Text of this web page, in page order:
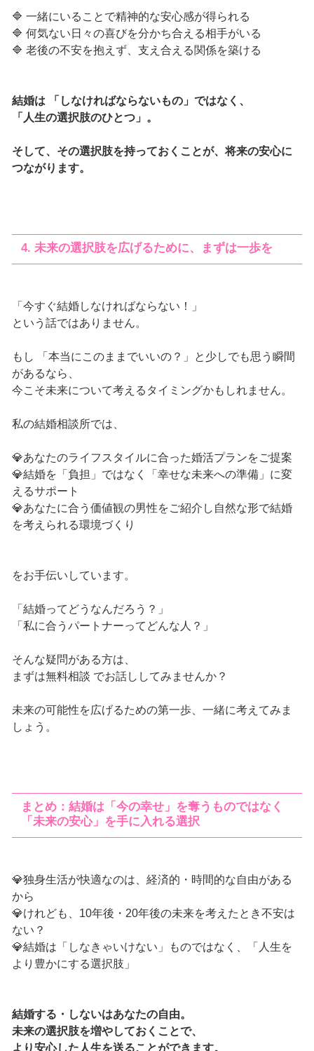
🔷 一緒にいることで精神的な安心感が得られる
🔷 何気ない日々の喜びを分かち合える相手がいる
🔷 老後の不安を抱えず、支え合える関係を築ける
結婚は 「しなければならないもの」ではなく、
「人生の選択肢のひとつ」。
そして、その選択肢を持っておくことが、将来の安心に
つながります。
4. 未来の選択肢を広げるために、まずは一歩を
「今すぐ結婚しなければならない！」
という話ではありません。
もし 「本当にこのままでいいの？」と少しでも思う瞬間
があるなら、
今こそ未来について考えるタイミングかもしれません。
私の結婚相談所では、
💎あなたのライフスタイルに合った婚活プランをご提案
💎結婚を「負担」ではなく「幸せな未来への準備」に変
えるサポート
💎あなたに合う価値観の男性をご紹介し自然な形で結婚
を考えられる環境づくり
をお手伝いしています。
「結婚ってどうなんだろう？」
「私に合うパートナーってどんな人？」
そんな疑問がある方は、
まずは無料相談 でお話ししてみませんか？
未来の可能性を広げるための第一歩、一緒に考えてみま
しょう。
まとめ：結婚は「今の幸せ」を奪うものではなく
「未来の安心」を手に入れる選択
💎独身生活が快適なのは、経済的・時間的な自由がある
から
💎けれども、10年後・20年後の未来を考えたとき不安は
ない？
💎結婚は「しなきゃいけない」ものではなく、「人生を
より豊かにする選択肢」
結婚する・しないはあなたの自由。
未来の選択肢を増やしておくことで、
より安心した人生を送ることができます。